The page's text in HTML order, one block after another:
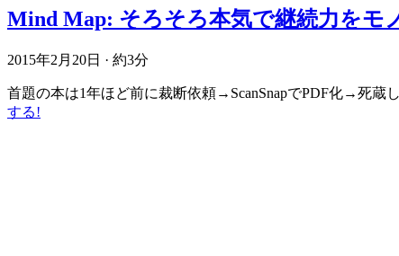
Mind Map: そろそろ本気で継続力をモ
2015年2月20日 · 約3分
首題の本は1年ほど前に裁断依頼→ScanSnapでPDF化→死蔵
する!